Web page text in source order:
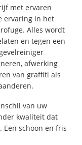
met ervaren
ervaring in het
Alles wordt
en tegen een
afwerking
van graffiti als
van uw
kwaliteit dat
schoon en fris